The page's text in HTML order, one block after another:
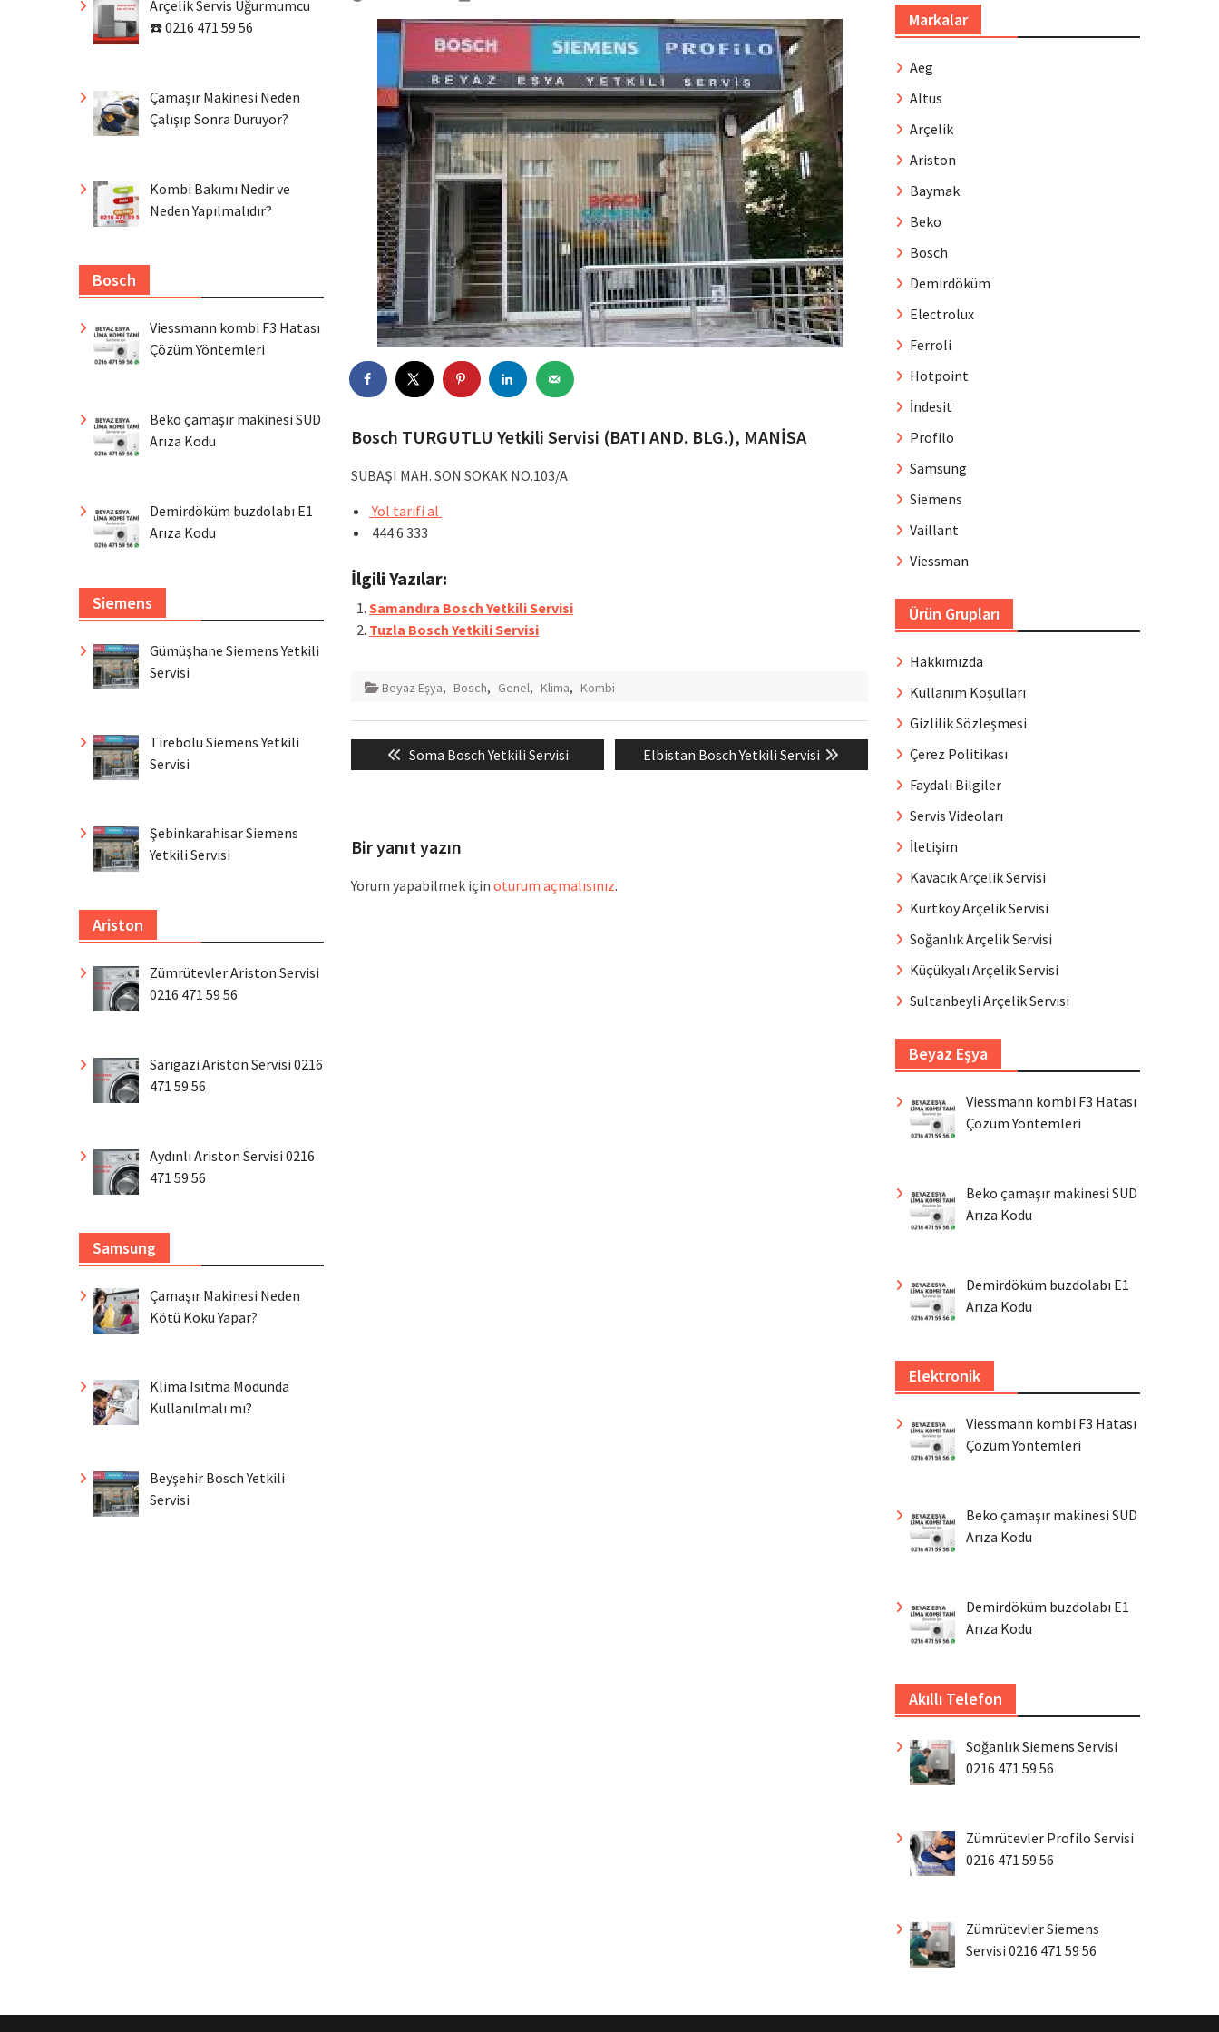
Bosch TURGUTLU Yetkili Servisi (BATI AND. BLG.), MANİSA
SUBAŞI MAH. SON SOKAK NO.103/A
Yol tarifi al
444 6 333
İlgili Yazılar:
Samandıra Bosch Yetkili Servisi
Tuzla Bosch Yetkili Servisi
Beyaz Eşya, Bosch, Genel, Klima, Kombi
Yazı
gezinmesiPrevious
post:
Soma Bosch Yetkili Servisi
Next
post:
Elbistan Bosch Yetkili Servisi
Bir yanıt yazın
Yorum yapabilmek için oturum açmalısınız.
Markalar
Aeg
Altus
Arçelik
Ariston
Baymak
Beko
Bosch
Demirdöküm
Electrolux
Ferroli
Hotpoint
İndesit
Profilo
Samsung
Siemens
Vaillant
Viessman
Ürün Grupları
Hakkımızda
Kullanım Koşulları
Gizlilik Sözleşmesi
Çerez Politikası
Faydalı Bilgiler
Servis Videoları
İletişim
Kavacık Arçelik Servisi
Kurtköy Arçelik Servisi
Soğanlık Arçelik Servisi
Küçükyalı Arçelik Servisi
Sultanbeyli Arçelik Servisi
Beyaz Eşya
Viessmann kombi F3 Hatası
Çözüm Yöntemleri
Beko çamaşır makinesi SUD
Arıza Kodu
Demirdöküm buzdolabı E1
Arıza Kodu
Elektronik
Viessmann kombi F3 Hatası
Çözüm Yöntemleri
Beko çamaşır makinesi SUD
Arıza Kodu
Demirdöküm buzdolabı E1
Arıza Kodu
Akıllı Telefon
Soğanlık Siemens Servisi
0216 471 59 56
Zümrütevler Profilo Servisi
0216 471 59 56
Zümrütevler Siemens
Servisi 0216 471 59 56
Arçelik Servis Uğurmumcu
☎️ 0216 471 59 56
Çamaşır Makinesi Neden
Çalışıp Sonra Duruyor?
Kombi Bakımı Nedir ve
Neden Yapılmalıdır?
Bosch
Viessmann kombi F3 Hatası
Çözüm Yöntemleri
Beko çamaşır makinesi SUD
Arıza Kodu
Demirdöküm buzdolabı E1
Arıza Kodu
Siemens
Gümüşhane Siemens Yetkili
Servisi
Tirebolu Siemens Yetkili
Servisi
Şebinkarahisar Siemens
Yetkili Servisi
Ariston
Zümrütevler Ariston Servisi
0216 471 59 56
Sarıgazi Ariston Servisi 0216
471 59 56
Aydınlı Ariston Servisi 0216
471 59 56
Samsung
Çamaşır Makinesi Neden
Kötü Koku Yapar?
Klima Isıtma Modunda
Kullanılmalı mı?
Beyşehir Bosch Yetkili
Servisi